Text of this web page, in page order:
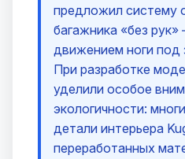
предложил систему
багажника «без
движением ноги под
При разработке
уделили особое
экологичности:
детали интерьера
переработанных